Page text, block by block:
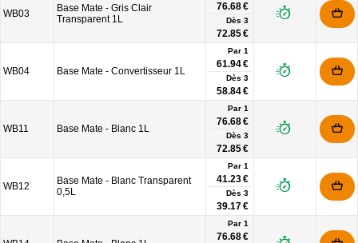
WB03
Base Mate - Gris Clair
Transparent 1L
76.68 €
Dès 3
72.85 €
WB04 Base Mate - Convertisseur 1L
Par 1
61.94 €
Dès 3
58.84 €
WB11 Base Mate - Blanc 1L
Par 1
76.68 €
Dès 3
72.85 €
WB12
Base Mate - Blanc Transparent
0,5L
Par 1
41.23 €
Dès 3
39.17 €
Par 1
76.68 €